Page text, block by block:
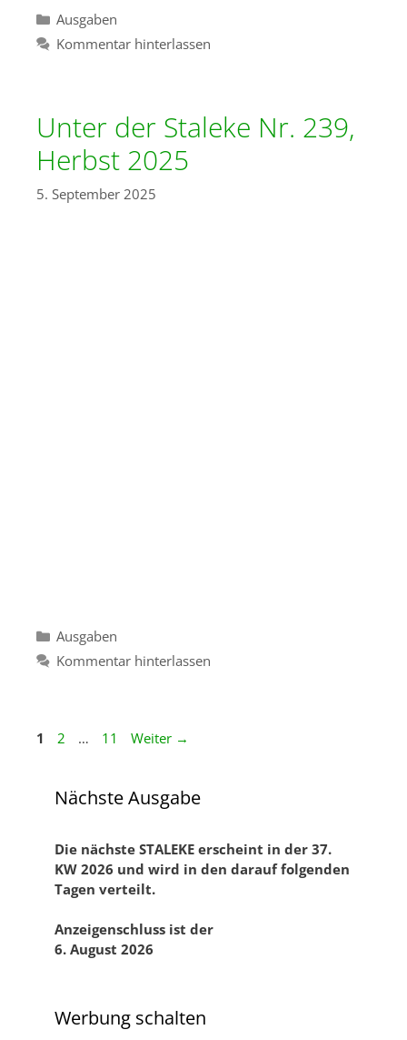
Kategorien
Ausgaben
Kommentar hinterlassen
Unter der Staleke Nr. 239,
Herbst 2025
5. September 2025
Kategorien
Ausgaben
Kommentar hinterlassen
Seite
1 Seite
2 … Seite
11 Weiter →
Nächste Ausgabe
Die nächste STALEKE erscheint in der 37.
KW 2026 und wird in den darauf folgenden
Tagen verteilt.
Anzeigenschluss ist der
6. August 2026
Werbung schalten